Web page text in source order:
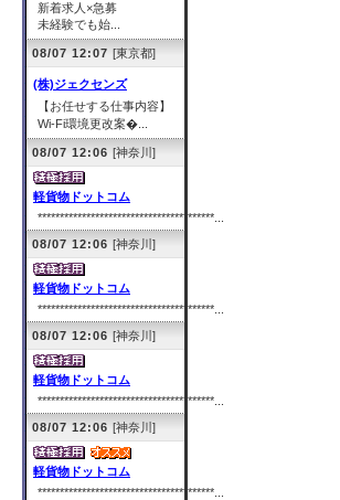
新着求人×急募
未経験でも始...
08/07 12:07 [東京都]
(株)ジェクセンズ
【お任せする仕事内容】
Wi-Fi環境更改案�...
08/07 12:06 [神奈川]
軽貨物ドットコム
****************************************...
08/07 12:06 [神奈川]
軽貨物ドットコム
****************************************...
08/07 12:06 [神奈川]
軽貨物ドットコム
****************************************...
08/07 12:06 [神奈川]
軽貨物ドットコム
****************************************...